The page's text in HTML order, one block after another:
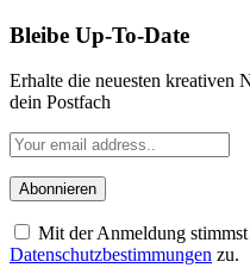
Bleibe Up-To-Date
Erhalte die neuesten kreativen
dein Postfach
Mit der Anmeldung stimmst
Datenschutzbestimmungen zu.